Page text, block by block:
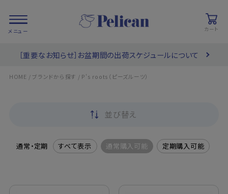
カート
PRODUCTS/ 商品を探す
［重要なお知らせ］お盆期間の出荷スケジュールについて
HOME / ブランドから探す / P's roots（ピーズルーツ）
並び替え
通常・定期 すべて表示 通常購入可能 定期購入可能